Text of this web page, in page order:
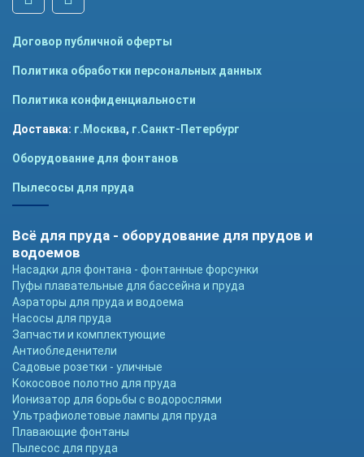
Договор публичной оферты
Политика обработки персональных данных
Политика конфиденциальности
Доставка: г.Москва, г.Санкт-Петербург
Оборудование для фонтанов
Пылесосы для пруда
Всё для пруда - оборудование для прудов и
водоемов
Насадки для фонтана - фонтанные форсунки
Пуфы плавательные для бассейна и пруда
Аэраторы для пруда и водоема
Насосы для пруда
Запчасти и комплектующие
Антиобледенители
Садовые розетки - уличные
Кокосовое полотно для пруда
Ионизатор для борьбы с водорослями
Ультрафиолетовые лампы для пруда
Плавающие фонтаны
Пылесос для пруда